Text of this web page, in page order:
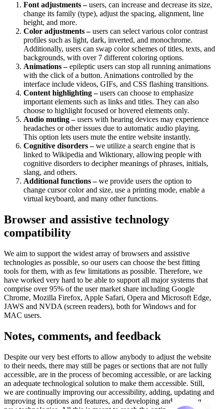
Font adjustments –users, can increase and decrease its size,
change its family (type), adjust the spacing, alignment, line
height, and more.
Color adjustments –users can select various color contrast
profiles such as light, dark, inverted, and monochrome.
Additionally, users can swap color schemes of titles, texts, and
backgrounds, with over 7 different coloring options.
Animations –epileptic users can stop all running animations
with the click of a button. Animations controlled by the
interface include videos, GIFs, and CSS flashing transitions.
Content highlighting –users can choose to emphasize
important elements such as links and titles. They can also
choose to highlight focused or hovered elements only.
Audio muting –users with hearing devices may experience
headaches or other issues due to automatic audio playing.
This option lets users mute the entire website instantly.
Cognitive disorders –we utilize a search engine that is
linked to Wikipedia and Wiktionary, allowing people with
cognitive disorders to decipher meanings of phrases, initials,
slang, and others.
Additional functions –we provide users the option to
change cursor color and size, use a printing mode, enable a
virtual keyboard, and many other functions.
Browser and assistive technology
compatibility
We aim to support the widest array of browsers and assistive
technologies as possible, so our users can choose the best fitting
tools for them, with as few limitations as possible. Therefore, we
have worked very hard to be able to support all major systems that
comprise over 95% of the user market share including Google
Chrome, Mozilla Firefox, Apple Safari, Opera and Microsoft Edge,
JAWS and NVDA (screen readers), both for Windows and for
MAC users.
Notes, comments, and feedback
Despite our very best efforts to allow anybody to adjust the website
to their needs, there may still be pages or sections that are not fully
accessible, are in the process of becoming accessible, or are lacking
an adequate technological solution to make them accessible. Still,
we are continually improving our accessibility, adding, updating and
improving its options and features, and developing and adopting